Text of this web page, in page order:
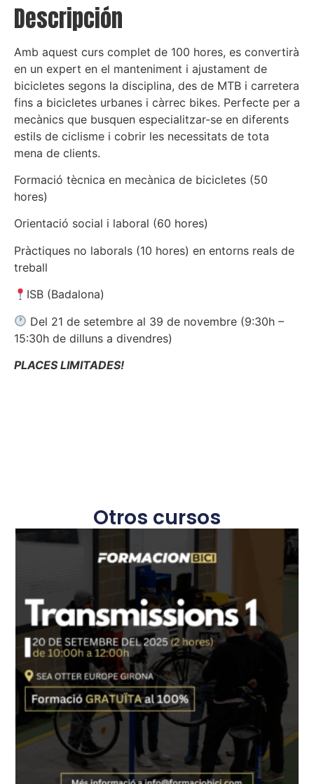
Descripción
Amb aquest curs complet de 100 hores, es convertirà
en un expert en el manteniment i ajustament de
bicicletes segons la disciplina, des de MTB i carretera
fins a bicicletes urbanes i càrrec bikes. Perfecte per a
mecànics que busquen especialitzar-se en diferents
estils de ciclisme i cobrir les necessitats de tota
mena de clients.
Formació tècnica en mecànica de bicicletes (50
hores)
Orientació social i laboral (60 hores)
Pràctiques no laborals (10 hores) en entorns reals de
treball
ISB (Badalona)
Del 21 de setembre al 39 de novembre (9:30h –
15:30h de dilluns a divendres)
PLACES LIMITADES!
Otros cursos